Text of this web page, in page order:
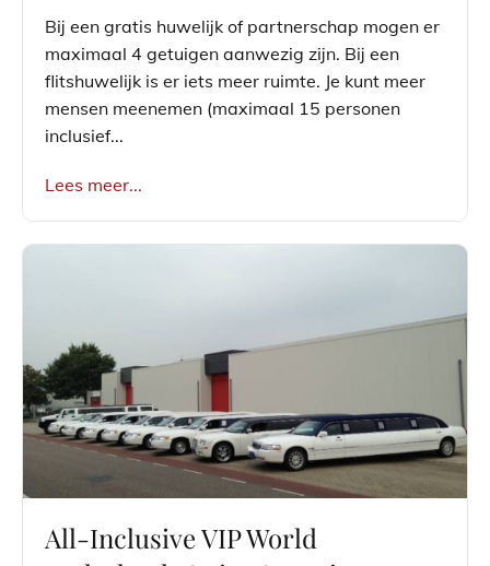
Bij een gratis huwelijk of partnerschap mogen er
maximaal 4 getuigen aanwezig zijn. Bij een
flitshuwelijk is er iets meer ruimte. Je kunt meer
mensen meenemen (maximaal 15 personen
inclusief...
Lees meer...
All-Inclusive VIP World